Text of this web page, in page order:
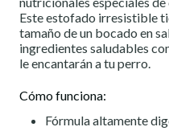
Este estofado irresistible
tamaño de un bocado en
ingredientes saludables
le encantarán a tu perro.
Cómo funciona:
Fórmula altamente